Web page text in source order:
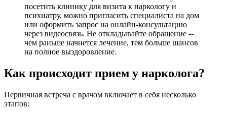
посетить клинику для визита к наркологу и
психиатру, можно пригласить специалиста на дом
или оформить запрос на онлайн-консультацию
через видеосвязь. Не откладывайте обращение --
чем раньше начнется лечение, тем больше шансов
на полное выздоровление.
Как происходит прием у нарколога?
Первичная встреча с врачом включает в себя несколько
этапов: